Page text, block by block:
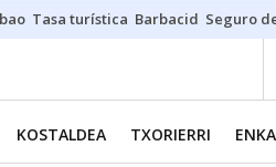
Tasa turística Barbacid Seguro
KOSTALDEA TXORIERRI